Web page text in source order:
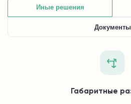
Иные решения
Документы
Габаритные